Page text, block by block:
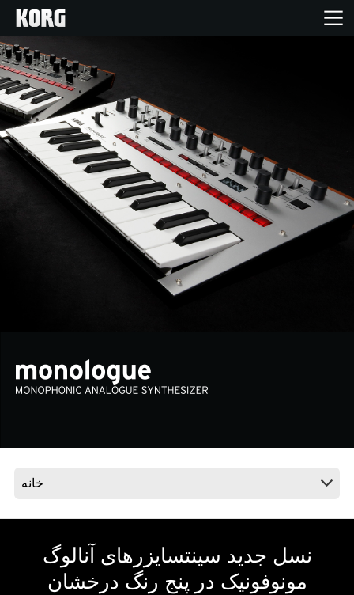
رویدادها
درباره ی KORG
نسل جدید سینتسایزرهای آنالوگ
مونوفونیک در پنج رنگ درخشان